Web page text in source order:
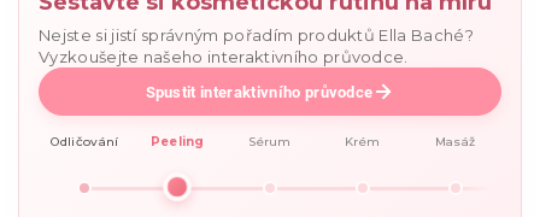
Nejste si jistí správným pořadím produktů Ella Baché?
Vyzkoušejte našeho interaktivního průvodce.
Spustit interaktivního průvodce
Odličování Peeling Sérum Krém Masáž